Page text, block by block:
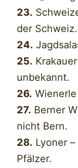
23.
der Schweiz.
24.
25.
unbekannt.
26.
27. Berner
nicht Bern.
28. Lyoner
Pfälzer.